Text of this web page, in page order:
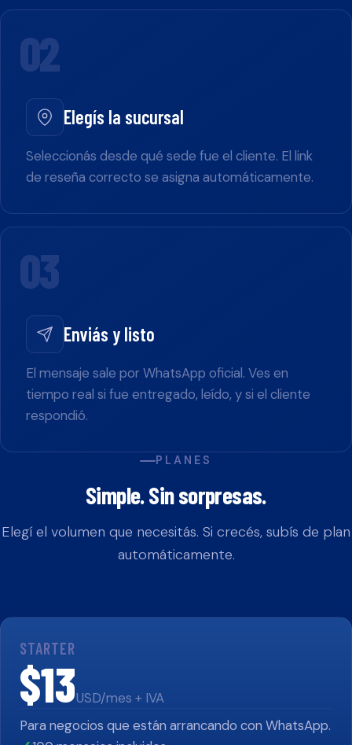
02
Elegís la sucursal
Seleccionás desde qué sede fue el cliente. El link
de reseña correcto se asigna automáticamente.
03
Enviás y listo
El mensaje sale por WhatsApp oficial. Ves en
tiempo real si fue entregado, leído, y si el cliente
respondió.
PLANES
Simple. Sin sorpresas.
Elegí el volumen que necesitás. Si crecés, subís de plan
automáticamente.
STARTER
$13USD/mes + IVA
Para negocios que están arrancando con WhatsApp.